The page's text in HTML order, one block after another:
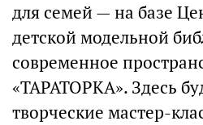
для семей — на базе
детской модельной
современное
«ТАРАТОРКА». Здесь
творческие мастер-